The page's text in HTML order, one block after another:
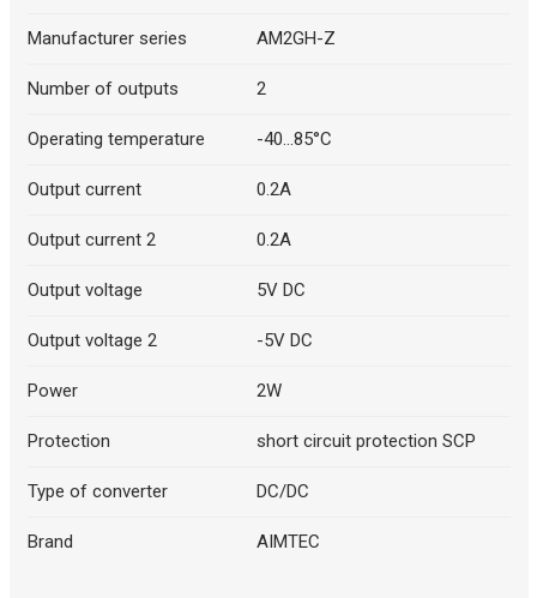
Manufacturer series AM2GH-Z
Number of outputs 2
Operating temperature -40...85°C
Output current 0.2A
Output current 2 0.2A
Output voltage 5V DC
Output voltage 2 -5V DC
Power 2W
Protection short circuit protection SCP
Type of converter DC/DC
Brand AIMTEC